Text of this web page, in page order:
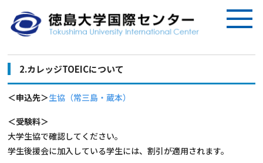
2.カレッジTOEICについて
＜申込先＞生協（常三島・蔵本）
＜受験料＞
大学生協で確認してください。
学生後援会に加入している学生には、割引が適用されます。